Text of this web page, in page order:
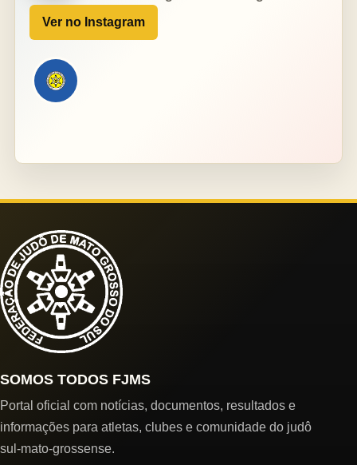
Ver no Instagram
SOMOS TODOS FJMS
Portal oficial com notícias, documentos, resultados e
informações para atletas, clubes e comunidade do judô
sul-mato-grossense.